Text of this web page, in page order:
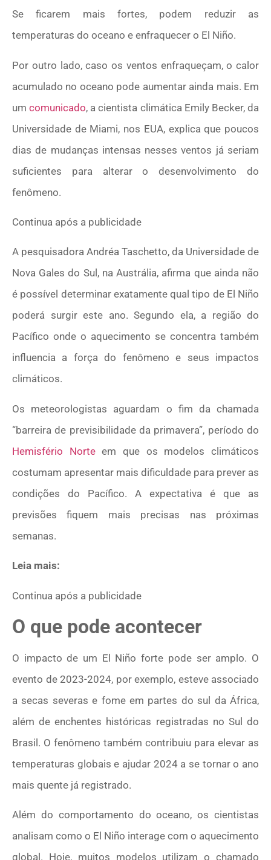
Se ficarem mais fortes, podem reduzir as
temperaturas do oceano e enfraquecer o El Niño.
Por outro lado, caso os ventos enfraqueçam, o calor
acumulado no oceano pode aumentar ainda mais. Em
umcomunicado, a cientista climática Emily Becker, da
Universidade de Miami, nos EUA, explica que poucos
dias de mudanças intensas nesses ventos já seriam
suficientes para alterar o desenvolvimento do
fenômeno.
Continua após a publicidade
A pesquisadora Andréa Taschetto, da Universidade de
Nova Gales do Sul, na Austrália, afirma que ainda não
é possível determinar exatamente qual tipo de El Niño
poderá surgir este ano. Segundo ela, a região do
Pacífico onde o aquecimento se concentra também
influencia a força do fenômeno e seus impactos
climáticos.
Os meteorologistas aguardam o fim da chamada
“barreira de previsibilidade da primavera”, período do
Hemisfério Norteem que os modelos climáticos
costumam apresentar mais dificuldade para prever as
condições do Pacífico. A expectativa é que as
previsões fiquem mais precisas nas próximas
semanas.
Leia mais:
Continua após a publicidade
O que pode acontecer
O impacto de um El Niño forte pode ser amplo. O
evento de 2023-2024, por exemplo, esteve associado
a secas severas e fome em partes do sul da África,
além de enchentes históricas registradas no Sul do
Brasil. O fenômeno também contribuiu para elevar as
temperaturas globais e ajudar 2024 a se tornar o ano
mais quente já registrado.
Além do comportamento do oceano, os cientistas
analisam como o El Niño interage com o aquecimento
global. Hoje, muitos modelos utilizam o chamado